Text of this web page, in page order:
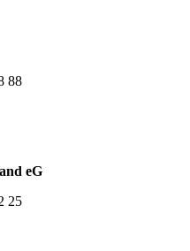
88
eG
25